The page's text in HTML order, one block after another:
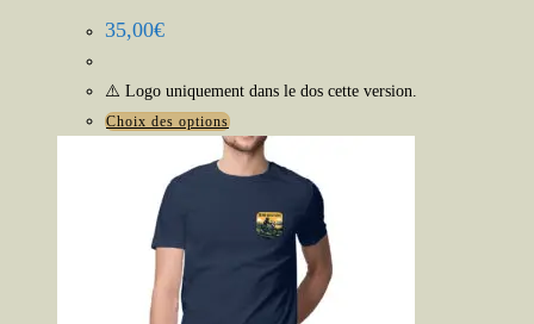
35,00€
⚠️ Logo uniquement dans le dos cette version.
Choix des optionsCe
produit
a
plusieurs
variations.
options